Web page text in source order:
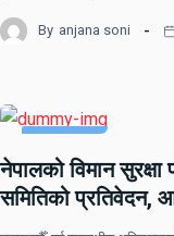
By anjana soni
UNCATEGORIZED
नेपालको विमान सुरक्षा
समितिको प्रतिवेदन,